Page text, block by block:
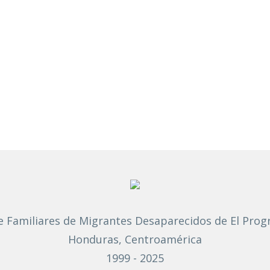
Familiares de Migrantes Desaparecidos de El
Honduras, Centroamérica
1999 - 2025